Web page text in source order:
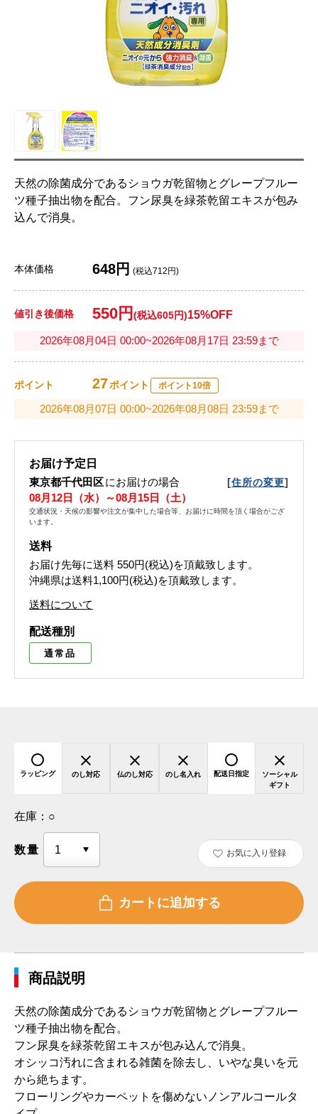
天然の除菌成分であるショウガ乾留物とグレープフルー
ツ種子抽出物を配合。フン尿臭を緑茶乾留エキスが包み
込んで消臭。
本体価格 648円 (税込712円)
値引き後価格 550円 (税込605円)15%OFF
2026年08月04日 00:00~2026年08月17日 23:59まで
ポイント 27ポイント ポイント10倍
2026年08月07日 00:00~2026年08月08日 23:59まで
お届け予定日
東京都千代田区にお届けの場合 [住所の変更]
08月12日（水）～08月15日（土）
交通状況・天候の影響や注文が集中した場合等、お届けに時間を頂く場合がござ
います。
送料
お届け先毎に送料 550円(税込)を頂戴致します。
沖縄県は送料1,100円(税込)を頂戴致します。
送料について
配送種別
通常品
ラッピング のし対応 仏のし対応 のし名入れ 配送日指定
ソーシャル
ギフト
在庫： ○
数量 お気に入り登録
商品説明
天然の除菌成分であるショウガ乾留物とグレープフルー
ツ種子抽出物を配合。
フン尿臭を緑茶乾留エキスが包み込んで消臭。
オシッコ汚れに含まれる雑菌を除去し、いやな臭いを元
から絶ちます。
フローリングやカーペットを傷めないノンアルコールタ